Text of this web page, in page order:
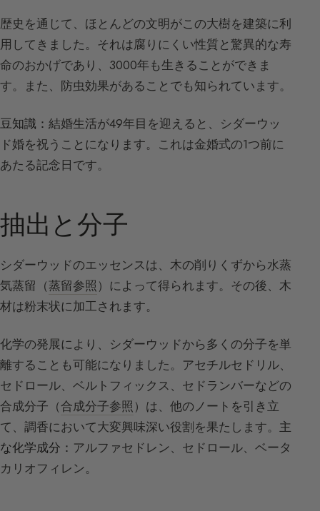
歴史を通じて、ほとんどの文明がこの大樹を建築に利
用してきました。それは腐りにくい性質と驚異的な寿
命のおかげであり、3000年も生きることができま
す。また、防虫効果があることでも知られています。
豆知識： 結婚生活が49年目を迎えると、シダーウッ
ド婚を祝うことになります。これは金婚式の1つ前に
あたる記念日です。
抽出と分子
シダーウッドのエッセンスは、木の削りくずから水蒸
気蒸留（蒸留参照 ）によって得られます。その後、木
材は粉末状に加工されます。
化学の発展により、シダーウッドから多くの分子を単
離することも可能になりました。アセチルセドリル、
セドロール、ベルトフィックス、セドランバーなどの
合成分子（合成分子参照 ）は、他のノートを引き立
て、調香において大変興味深い役割を果たします。 主
な化学成分： アルファセドレン、セドロール、ベータ
カリオフィレン。